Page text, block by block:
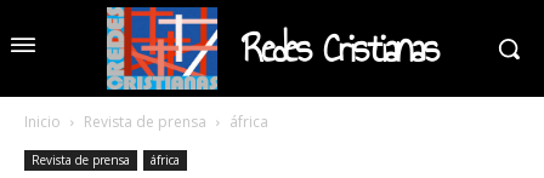
Redes Cristianas
Inicio Revista de prensa áfrica
Revista de prensa áfrica